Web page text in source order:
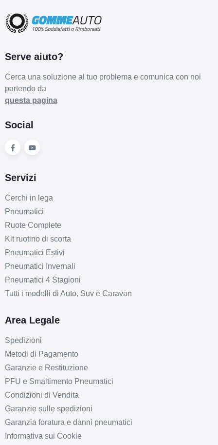
Serve aiuto?
Cerca una soluzione al tuo problema e comunica con noi
partendo da
questa pagina
Social
Servizi
Cerchi in lega
Pneumatici
Ruote Complete
Kit ruotino di scorta
Pneumatici Estivi
Pneumatici Invernali
Pneumatici 4 Stagioni
Tutti i modelli di Auto, Suv e Caravan
Area Legale
Spedizioni
Metodi di Pagamento
Garanzie e Restituzione
PFU e Smaltimento Pneumatici
Condizioni di Vendita
Garanzie sulle spedizioni
Garanzia foratura e danni pneumatici
Informativa sui Cookie